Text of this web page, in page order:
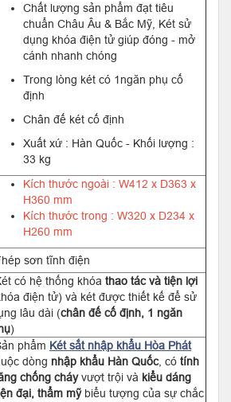
Chất lượng sản phẩm đạt tiêu
chuẩn Châu Âu & Bắc Mỹ, Két sử
dụng khóa điện tử giúp đóng - mở
cánh nhanh chóng
Trong lòng két có 1ngăn phụ cố
định
Chân đế két cố định
Xuất xứ : Hàn Quốc - Khối lượng :
33 kg
Kích thước ngoài : W412 x D363 x
H360 mm
Kích thước trong : W320 x D234 x
H260 mm
sơn tĩnh điện
có hệ thống khóa thao tác và tiện lợi
điện tử) và két được thiết kế để sử
lâu dài (chân đế cố định, 1 ngăn
)
phẩm Két sắt nhập khẩu Hòa Phát
dòng nhập khẩu Hàn Quốc, có tính
chống cháyvượt trội và kiểu dáng
đại, thẩm mỹbiểu tượng của sự chắc